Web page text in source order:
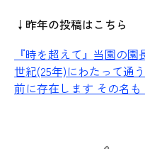
↓昨年の投稿はこちら
『時を超えて』 当園の園
世紀(25年)にわたって通
前に存在します その名